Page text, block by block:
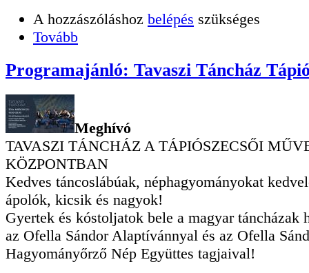
A hozzászóláshoz belépés szükséges
Tovább
Programajánló: Tavaszi Táncház
Meghívó
TAVASZI TÁNCHÁZ A TÁPIÓSZECSŐI
KÖZPONTBAN
Kedves táncoslábúak, néphagyományokat
ápolók, kicsik és nagyok!
Gyertek és kóstoljatok bele a magyar táncházak
az Ofella Sándor Alaptívánnyal és az Ofella
Hagyományőrző Nép Együttes tagjaival!